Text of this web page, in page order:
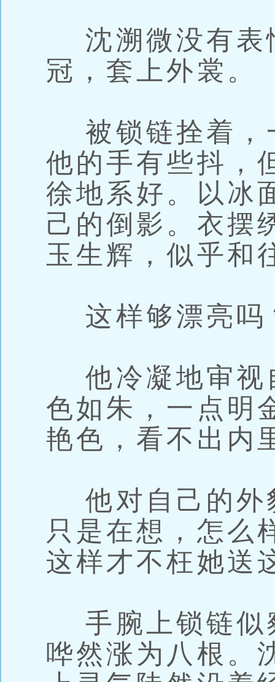
沈溯微没有表
冠，套上外裳。
被锁链拴着，
他的手有些抖，
徐地系好。以冰
己的倒影。衣摆
玉生辉，似乎和
这样够漂亮吗
他冷凝地审视
色如朱，一点明
艳色，看不出内
他对自己的外
只是在想，怎么
这样才不枉她送
手腕上锁链似
哗然涨为八根。